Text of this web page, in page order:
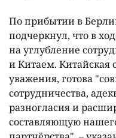
По прибытии в
подчеркнул, что в
на углубление
и Китаем. Китайская
уважения, готова
сотрудничества,
разногласия и
составляющую